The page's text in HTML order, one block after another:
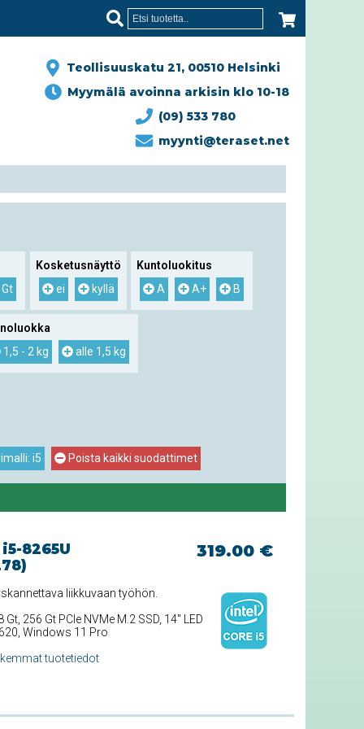
Teollisuuskatu 21, 00510 Helsinki
Myymälä avoinna arkisin klo 10-18
(09) 533 780
myynti@teraset.net
Kosketusnäyttö
ei
kyllä
Kuntoluokitus
A
A+ B
1,5 - 2 kg
alle 1,5 kg
i5 Poista kaikki suodattimet
8265U
319.00 €
liikkuvaan työhön.
256 Gt PCIe NVMe M.2 SSD, 14'' LED
Windows 11 Pro
tuotetiedot